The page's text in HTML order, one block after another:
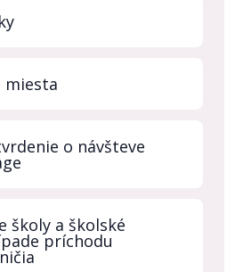
miesta
o návšteve
školy a školské
príchodu